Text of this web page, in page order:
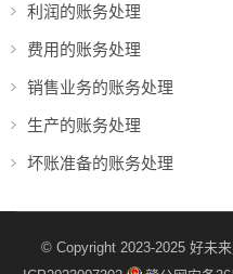
利润的账务处理
费用的账务处理
销售业务的账务处理
生产的账务处理
坏账准备的账务处理
© Copyright 2023-2025 好未